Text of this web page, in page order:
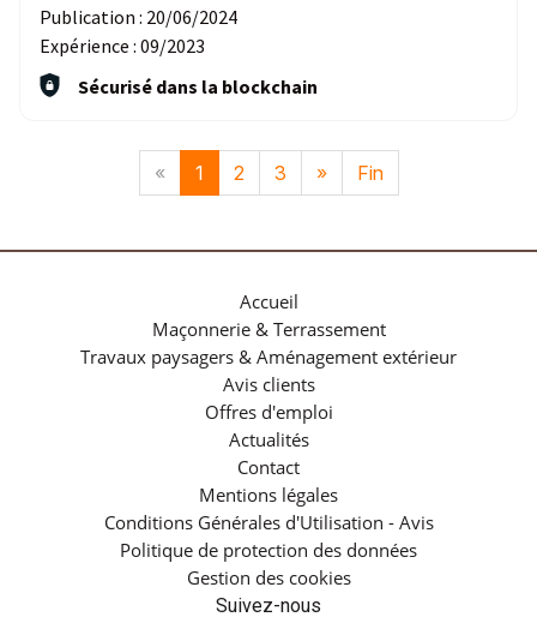
Publication : 20/06/2024
Expérience : 09/2023
Sécurisé dans la blockchain
« 1 2 3 » Fin
Accueil
Maçonnerie & Terrassement
Travaux paysagers & Aménagement extérieur
Avis clients
Offres d'emploi
Actualités
Contact
Mentions légales
Conditions Générales d'Utilisation - Avis
Politique de protection des données
Gestion des cookies
Suivez-nous